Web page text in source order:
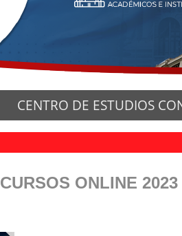
CENTRO DE ESTUDIOS
CURSOS ONLINE 2023